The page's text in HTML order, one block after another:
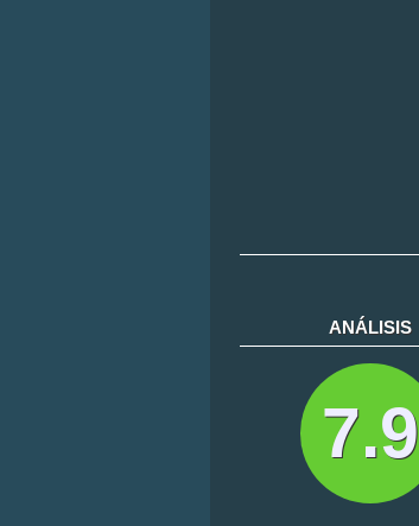
ANÁLISIS
7.9